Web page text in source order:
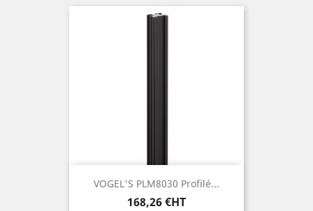
VOGEL'S PLM8030 Profilé...
Prix
168,26 €HT